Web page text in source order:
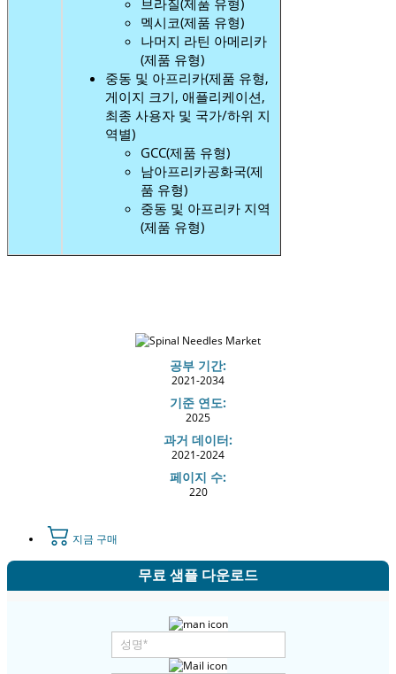
멕시코(제품 유형)
나머지 라틴 아메리카
(제품 유형)
중동 및 아프리카(제품 유형,
게이지 크기, 애플리케이션,
최종 사용자 및 국가/하위 지
역별)
GCC(제품 유형)
남아프리카공화국(제
품 유형)
중동 및 아프리카 지역
(제품 유형)
공부 기간:
2021-2034
기준 연도:
2025
과거 데이터:
2021-2024
페이지 수:
220
지금 구매
무료 샘플 다운로드